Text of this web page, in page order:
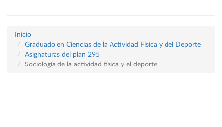
Inicio
Graduado en Ciencias de la Actividad Física y del Deporte
Asignaturas del plan 295
Sociología de la actividad física y el deporte